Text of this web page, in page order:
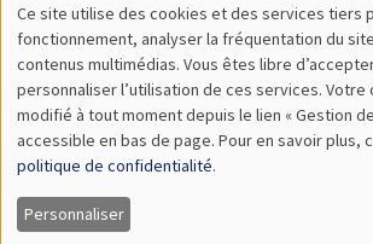
Utilisation
des
données
personnelles
et
Ce site utilise des cookies et des services tiers
fonctionnement, analyser la fréquentation du
contenus multimédias. Vous êtes libre
personnaliser l’utilisation de ces services. Votre
modifié à tout moment depuis le lien « Gestion
accessible en bas de page. Pour en savoir plus,
politique de confidentialité.
Personnaliser